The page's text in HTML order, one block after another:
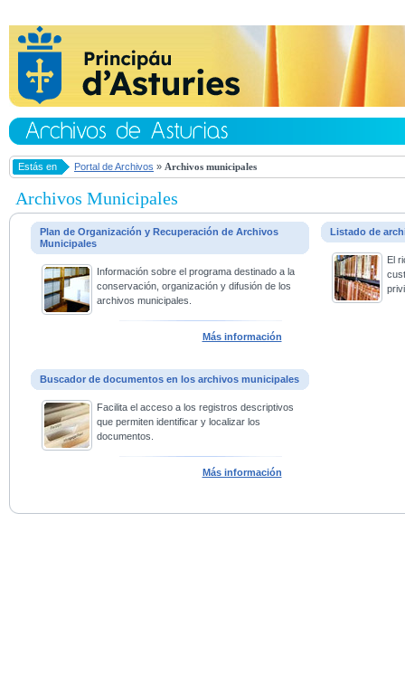
Estás en Portal de Archivos » Archivos municipales
Archivos Municipales
Plan de Organización y Recuperación de Archivos
Municipales
Información sobre el programa destinado a la
conservación, organización y difusión de los
archivos municipales.
Más información
Listado de
El
Buscador de documentos en los archivos municipales
Facilita el acceso a los registros descriptivos
que permiten identificar y localizar los
documentos.
Más información